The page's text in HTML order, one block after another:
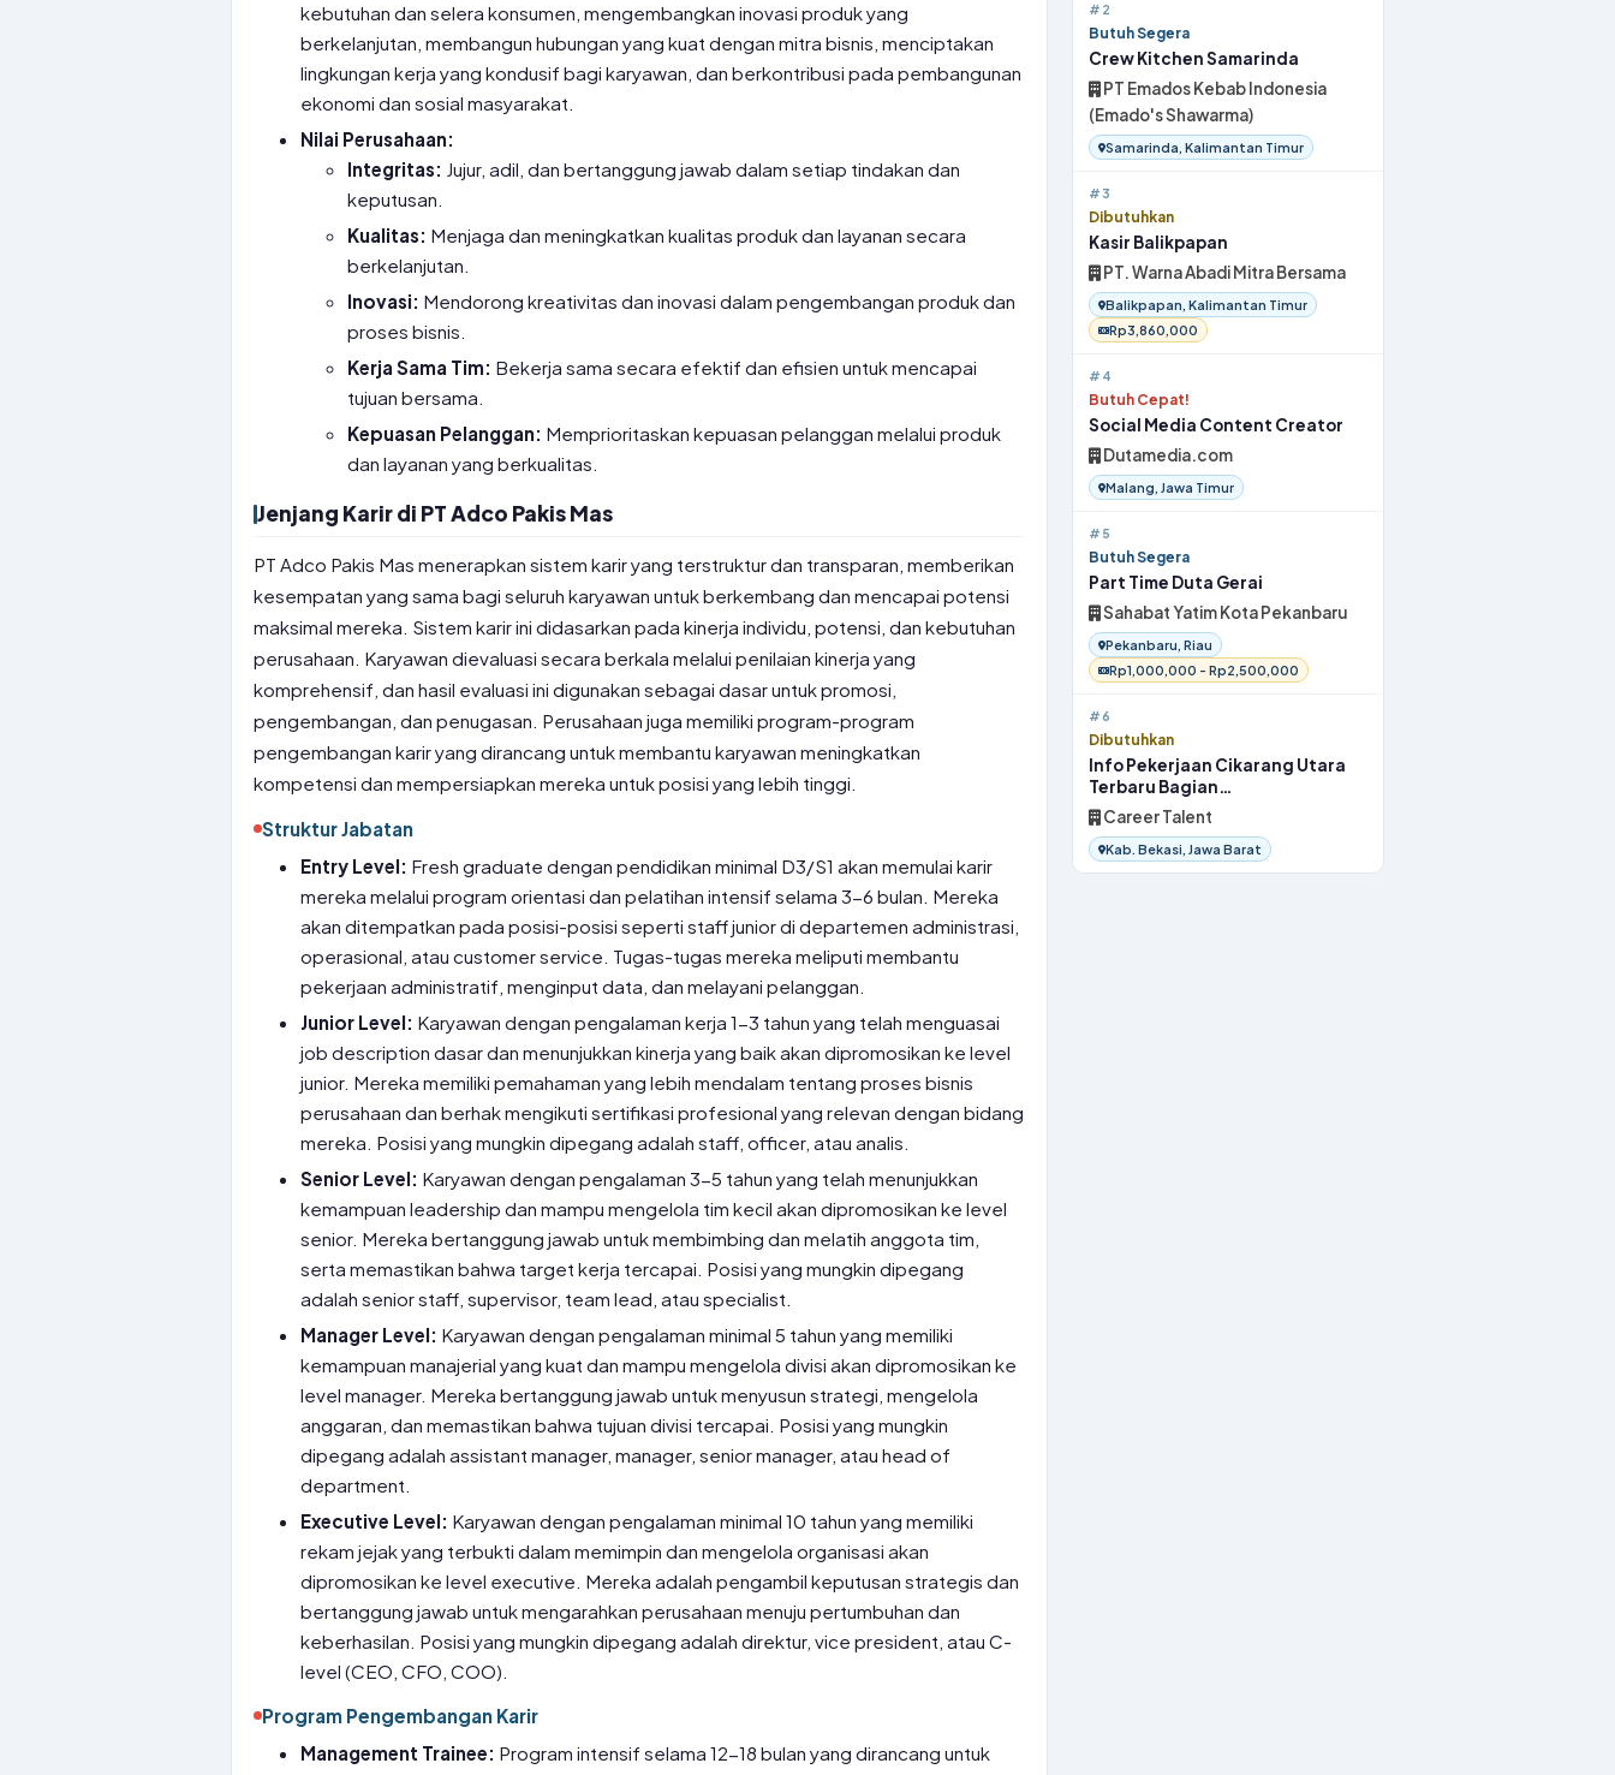
kebutuhan dan selera konsumen, mengembangkan inovasi produk yang
berkelanjutan, membangun hubungan yang kuat dengan mitra bisnis, menciptakan
lingkungan kerja yang kondusif bagi karyawan, dan berkontribusi pada pembangunan
ekonomi dan sosial masyarakat.
Nilai Perusahaan:
Integritas: Jujur, adil, dan bertanggung jawab dalam setiap tindakan dan
keputusan.
Kualitas: Menjaga dan meningkatkan kualitas produk dan layanan secara
berkelanjutan.
Inovasi: Mendorong kreativitas dan inovasi dalam pengembangan produk dan
proses bisnis.
Kerja Sama Tim: Bekerja sama secara efektif dan efisien untuk mencapai
tujuan bersama.
Kepuasan Pelanggan: Memprioritaskan kepuasan pelanggan melalui produk
dan layanan yang berkualitas.
Jenjang Karir di PT Adco Pakis Mas
PT Adco Pakis Mas menerapkan sistem karir yang terstruktur dan transparan, memberikan
kesempatan yang sama bagi seluruh karyawan untuk berkembang dan mencapai potensi
maksimal mereka. Sistem karir ini didasarkan pada kinerja individu, potensi, dan kebutuhan
perusahaan. Karyawan dievaluasi secara berkala melalui penilaian kinerja yang
komprehensif, dan hasil evaluasi ini digunakan sebagai dasar untuk promosi,
pengembangan, dan penugasan. Perusahaan juga memiliki program-program
pengembangan karir yang dirancang untuk membantu karyawan meningkatkan
kompetensi dan mempersiapkan mereka untuk posisi yang lebih tinggi.
Struktur Jabatan
Entry Level: Fresh graduate dengan pendidikan minimal D3/S1 akan memulai karir
mereka melalui program orientasi dan pelatihan intensif selama 3-6 bulan. Mereka
akan ditempatkan pada posisi-posisi seperti staff junior di departemen administrasi,
operasional, atau customer service. Tugas-tugas mereka meliputi membantu
pekerjaan administratif, menginput data, dan melayani pelanggan.
Junior Level: Karyawan dengan pengalaman kerja 1-3 tahun yang telah menguasai
job description dasar dan menunjukkan kinerja yang baik akan dipromosikan ke level
junior. Mereka memiliki pemahaman yang lebih mendalam tentang proses bisnis
perusahaan dan berhak mengikuti sertifikasi profesional yang relevan dengan bidang
mereka. Posisi yang mungkin dipegang adalah staff, officer, atau analis.
Senior Level: Karyawan dengan pengalaman 3-5 tahun yang telah menunjukkan
kemampuan leadership dan mampu mengelola tim kecil akan dipromosikan ke level
senior. Mereka bertanggung jawab untuk membimbing dan melatih anggota tim,
serta memastikan bahwa target kerja tercapai. Posisi yang mungkin dipegang
adalah senior staff, supervisor, team lead, atau specialist.
Manager Level: Karyawan dengan pengalaman minimal 5 tahun yang memiliki
kemampuan manajerial yang kuat dan mampu mengelola divisi akan dipromosikan ke
level manager. Mereka bertanggung jawab untuk menyusun strategi, mengelola
anggaran, dan memastikan bahwa tujuan divisi tercapai. Posisi yang mungkin
dipegang adalah assistant manager, manager, senior manager, atau head of
department.
Executive Level: Karyawan dengan pengalaman minimal 10 tahun yang memiliki
rekam jejak yang terbukti dalam memimpin dan mengelola organisasi akan
dipromosikan ke level executive. Mereka adalah pengambil keputusan strategis dan
bertanggung jawab untuk mengarahkan perusahaan menuju pertumbuhan dan
keberhasilan. Posisi yang mungkin dipegang adalah direktur, vice president, atau C-
level (CEO, CFO, COO).
Program Pengembangan Karir
Management Trainee: Program intensif selama 12-18 bulan yang dirancang untuk
#2
Butuh Segera
Crew Kitchen Samarinda
PT Emados Kebab Indonesia
(Emado's Shawarma)
Samarinda, Kalimantan Timur
#3
Dibutuhkan
Kasir Balikpapan
PT. Warna Abadi Mitra Bersama
Balikpapan, Kalimantan Timur
Rp3,860,000
#4
Butuh Cepat!
Social Media Content Creator
Dutamedia.com
Malang, Jawa Timur
#5
Butuh Segera
Part Time Duta Gerai
Sahabat Yatim Kota Pekanbaru
Pekanbaru, Riau
Rp1,000,000 - Rp2,500,000
#6
Dibutuhkan
Info Pekerjaan Cikarang Utara
Terbaru Bagian
OperatorProduksi 2026
Career Talent
Kab. Bekasi, Jawa Barat